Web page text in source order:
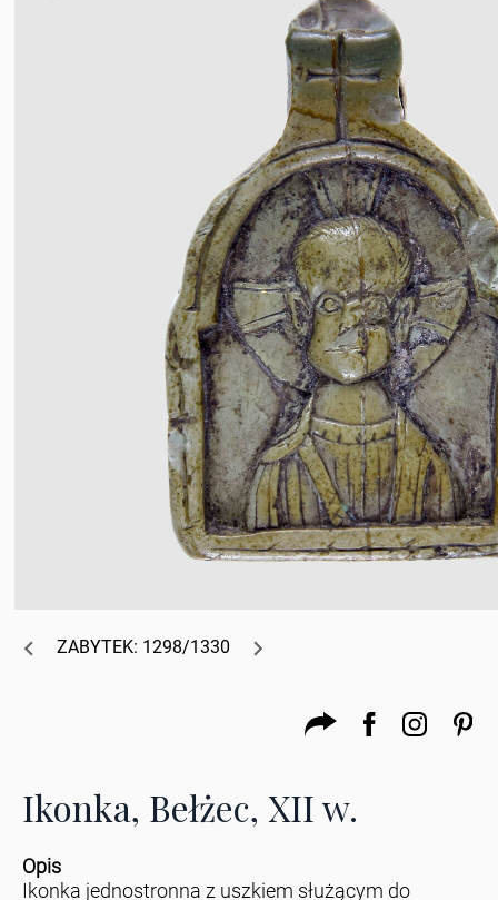
ZABYTEK: 1298/1330
Ikonka, Bełżec, XII w.
Opis
Ikonka jednostronna z uszkiem służącym do